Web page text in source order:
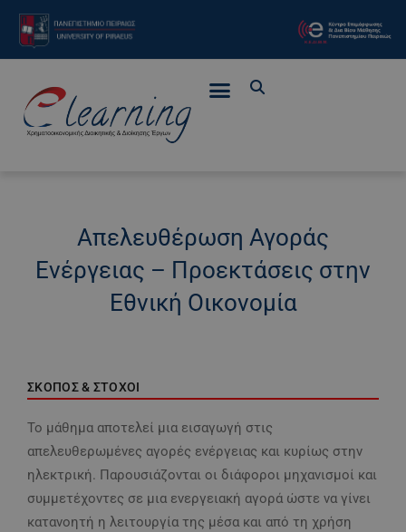
Απελευθέρωση Αγοράς
Ενέργειας – Προεκτάσεις στην
Εθνική Οικονομία
ΣΚΟΠΟΣ & ΣΤΟΧΟΙ
Το μάθημα αποτελεί μια εισαγωγή στις
απελευθερωμένες αγορές ενέργειας και κυρίως στην
ηλεκτρική. Παρουσιάζονται οι διάφοροι μηχανισμοί και
συμμετέχοντες σε μια ενεργειακή αγορά ώστε να γίνει
κατανοητή η λειτουργία της μέσα και από τη χρήση